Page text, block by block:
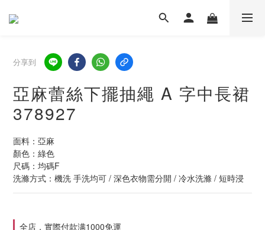
分享到
亞麻蕾絲下擺抽繩 A 字中長裙
378927
面料：亞麻
顏色：綠色
尺碼：均碼F
洗滌方式：機洗 手洗均可 / 深色衣物需分開 / 冷水洗滌 / 短時浸
全店，實際付款满1000免運